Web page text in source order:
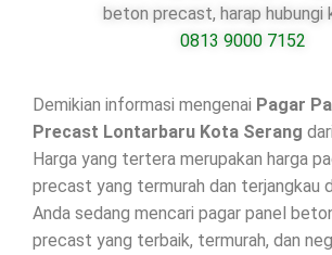
beton precast, harap hubungi
0813 9000 7152
Demikian informasi mengenai Pagar
Precast Lontarbaru Kota Serang dari
Harga yang tertera merupakan harga
precast yang termurah dan terjangkau
Anda sedang mencari pagar panel
precast yang terbaik, termurah, dan